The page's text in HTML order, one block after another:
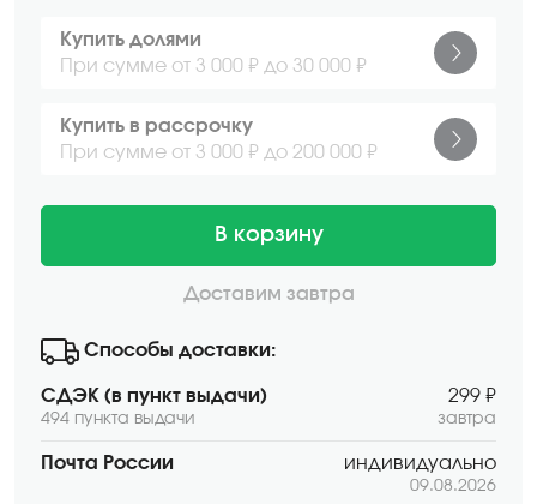
Купить долями
При сумме от 3 000 ₽ до 30 000 ₽
Купить в рассрочку
При сумме от 3 000 ₽ до 200 000 ₽
В корзину
Доставим завтра
Способы доставки:
СДЭК (в пункт выдачи)
494 пункта выдачи
299 ₽
завтра
Почта России индивидуально
09.08.2026